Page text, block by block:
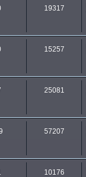
19317
15257
25081
57207
10176